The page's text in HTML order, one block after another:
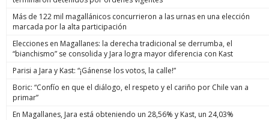
Más de 122 mil magallánicos concurrieron a las urnas en una elección
marcada por la alta participación
Elecciones en Magallanes: la derecha tradicional se derrumba, el
“bianchismo” se consolida y Jara logra mayor diferencia con Kast
Parisi a Jara y Kast: “¡Gánense los votos, la calle!”
Boric: “Confío en que el diálogo, el respeto y el cariño por Chile van a
primar”
En Magallanes, Jara está obteniendo un 28,56% y Kast, un 24,03%